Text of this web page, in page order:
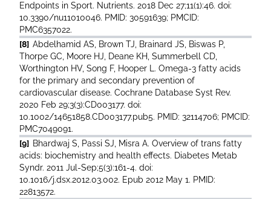
Endpoints in Sport. Nutrients. 2018 Dec 27;11(1):46. doi:
10.3390/nu11010046. PMID: 30591639; PMCID:
PMC6357022.
[8] Abdelhamid AS, Brown TJ, Brainard JS, Biswas P,
Thorpe GC, Moore HJ, Deane KH, Summerbell CD,
Worthington HV, Song F, Hooper L. Omega-3 fatty acids
for the primary and secondary prevention of
cardiovascular disease. Cochrane Database Syst Rev.
2020 Feb 29;3(3):CD003177. doi:
10.1002/14651858.CD003177.pub5. PMID: 32114706; PMCID:
PMC7049091.
[9] Bhardwaj S, Passi SJ, Misra A. Overview of trans fatty
acids: biochemistry and health effects. Diabetes Metab
Syndr. 2011 Jul-Sep;5(3):161-4. doi:
10.1016/j.dsx.2012.03.002. Epub 2012 May 1. PMID:
22813572.